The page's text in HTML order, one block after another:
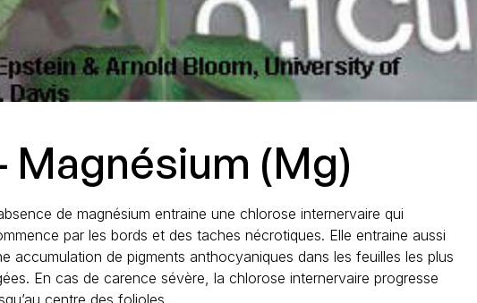
Magnésium (Mg)
de magnésium entraine une chlorose internervaire qui
par les bords et des taches nécrotiques. Elle entraine aussi
accumulation de pigments anthocyaniques dans les feuilles les plus
En cas de carence sévère, la chlorose internervaire progresse